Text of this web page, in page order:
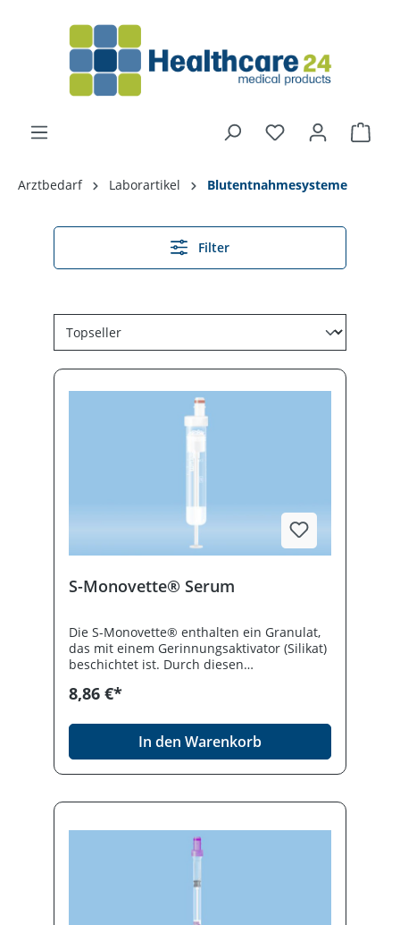
Arztbedarf Laborartikel Blutentnahmesysteme
Filter
S-Monovette® Serum
Die S-Monovette® enthalten ein Granulat,
das mit einem Gerinnungsaktivator (Silikat)
beschichtet ist. Durch diesen
Gerinnung des Blutes üblicherweise nach
Probe kann zentrifugiert werden. Das
Granulat bildet während der Zentrifugation
eine Schicht zwischen Blutkuchen und
Serum. 9 ml
8,86 €*
In den Warenkorb